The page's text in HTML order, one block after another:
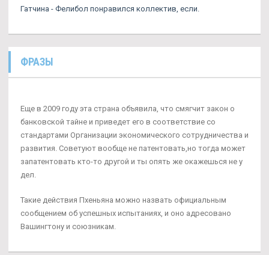
Гатчина - Фелибол понравился коллектив, если.
ФРАЗЫ
Еще в 2009 году эта страна объявила, что смягчит закон о
банковской тайне и приведет его в соответствие со
стандартами Организации экономического сотрудничества и
развития. Советуют вообще не патентовать,но тогда может
запатентовать кто-то другой и ты опять же окажешься не у
дел.
Такие действия Пхеньяна можно назвать официальным
сообщением об успешных испытаниях, и оно адресовано
Вашингтону и союзникам.